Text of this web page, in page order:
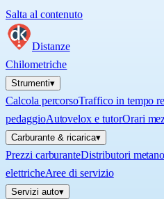
Salta al contenuto
Distanze
Chilometriche
Strumenti▾
Calcola percorsoTraffico in tempo
pedaggioAutovelox e tutorOrari
Carburante & ricarica▾
Prezzi carburanteDistributori
elettricheAree di servizio
Servizi auto▾